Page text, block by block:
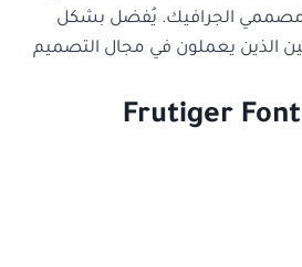
مصممي الجرافيك. يُفضل بشكل
الذين يعملون في مجال التصميم